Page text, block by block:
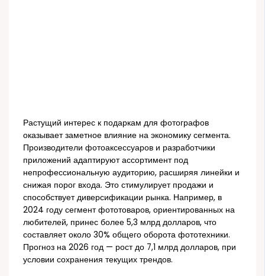
Растущий интерес к подаркам для фотографов
оказывает заметное влияние на экономику сегмента.
Производители фотоаксессуаров и разработчики
приложений адаптируют ассортимент под
непрофессиональную аудиторию, расширяя линейки и
снижая порог входа. Это стимулирует продажи и
способствует диверсификации рынка. Например, в
2024 году сегмент фототоваров, ориентированных на
любителей, принес более 5,3 млрд долларов, что
составляет около 30% общего оборота фототехники.
Прогноз на 2026 год — рост до 7,1 млрд долларов, при
условии сохранения текущих трендов.